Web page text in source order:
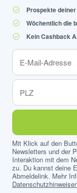
Prospekte
Wöchentlich die
Kein Cashback
Mit Klick auf den
Newsletters und der
Interaktion mit dem
zu. Du kannst deine
Abmeldelink. Mehr